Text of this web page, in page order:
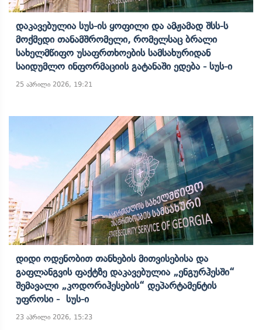
Დაკავებულია Სუს-Ის Ყოფილი Და Ამჟამად Შსს-Ს
Მოქმედი Თანამშრომელი, Რომელსაც Ბრალი
Სახელმწიფო Უსაფრთხოების Სამსახურიდან
Საიდუმლო Ინფორმაციის Გატანაში Ედება - Სუს-Ი
25 აპრილი 2026, 19:21
Დიდი Ოდენობით Თანხების Მითვისებისა Და
Გაფლანგვის Ფაქტზე Დაკავებულია „ენგურჰესში“
Შემავალი „კოდორიჰესების“ Დეპარტამენტის
Უფროსი - Სუს-Ი
23 აპრილი 2026, 15:23